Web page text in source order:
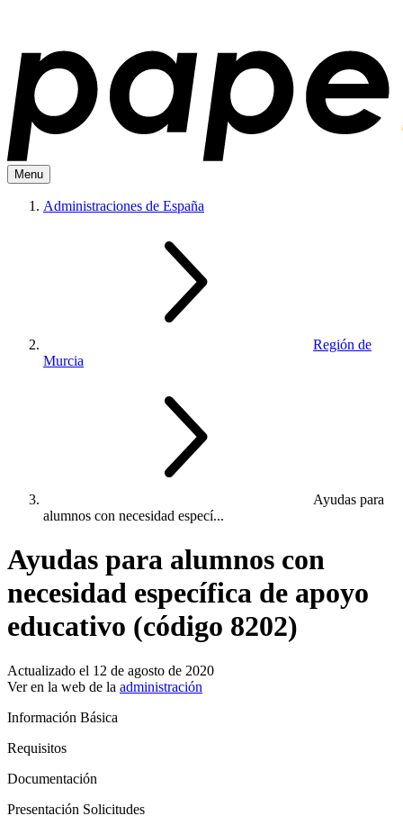
Menu
Administraciones de España
Región de
Murcia
Ayudas para
alumnos con necesidad especí...
Ayudas para alumnos con
necesidad específica de apoyo
educativo (código 8202)
Actualizado el 12 de agosto de 2020
Ver en la web de la administración
Información Básica
Requisitos
Documentación
Presentación Solicitudes